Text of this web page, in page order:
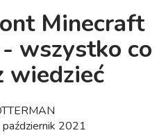
Minecraft
wszystko co
wiedzieć
2021